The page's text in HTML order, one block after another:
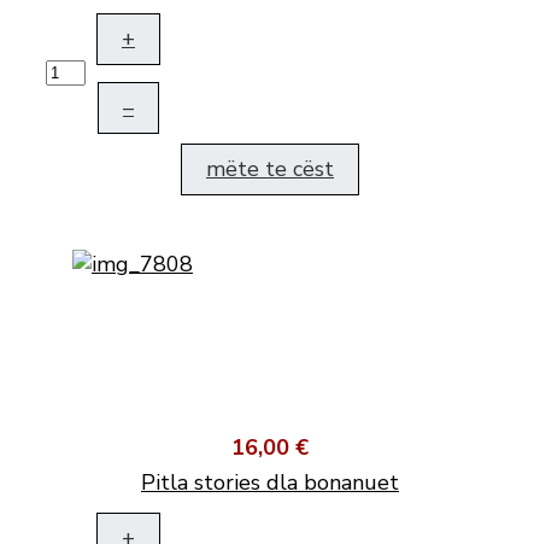
+
–
mëte te cëst
16,00 €
Pitla stories dla bonanuet
+